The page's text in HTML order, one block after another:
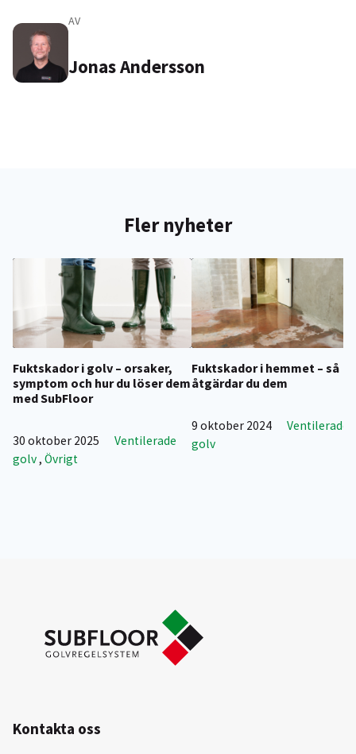
AV
Jonas Andersson
Fler nyheter
Fuktskador i golv – orsaker,
symptom och hur du löser dem
med SubFloor
30 oktober 2025
Ventilerade
golv, Övrigt
Fuktskador i hemmet – så
åtgärdar du dem
9 oktober 2024
Ventilerade
golv
Kontakta oss